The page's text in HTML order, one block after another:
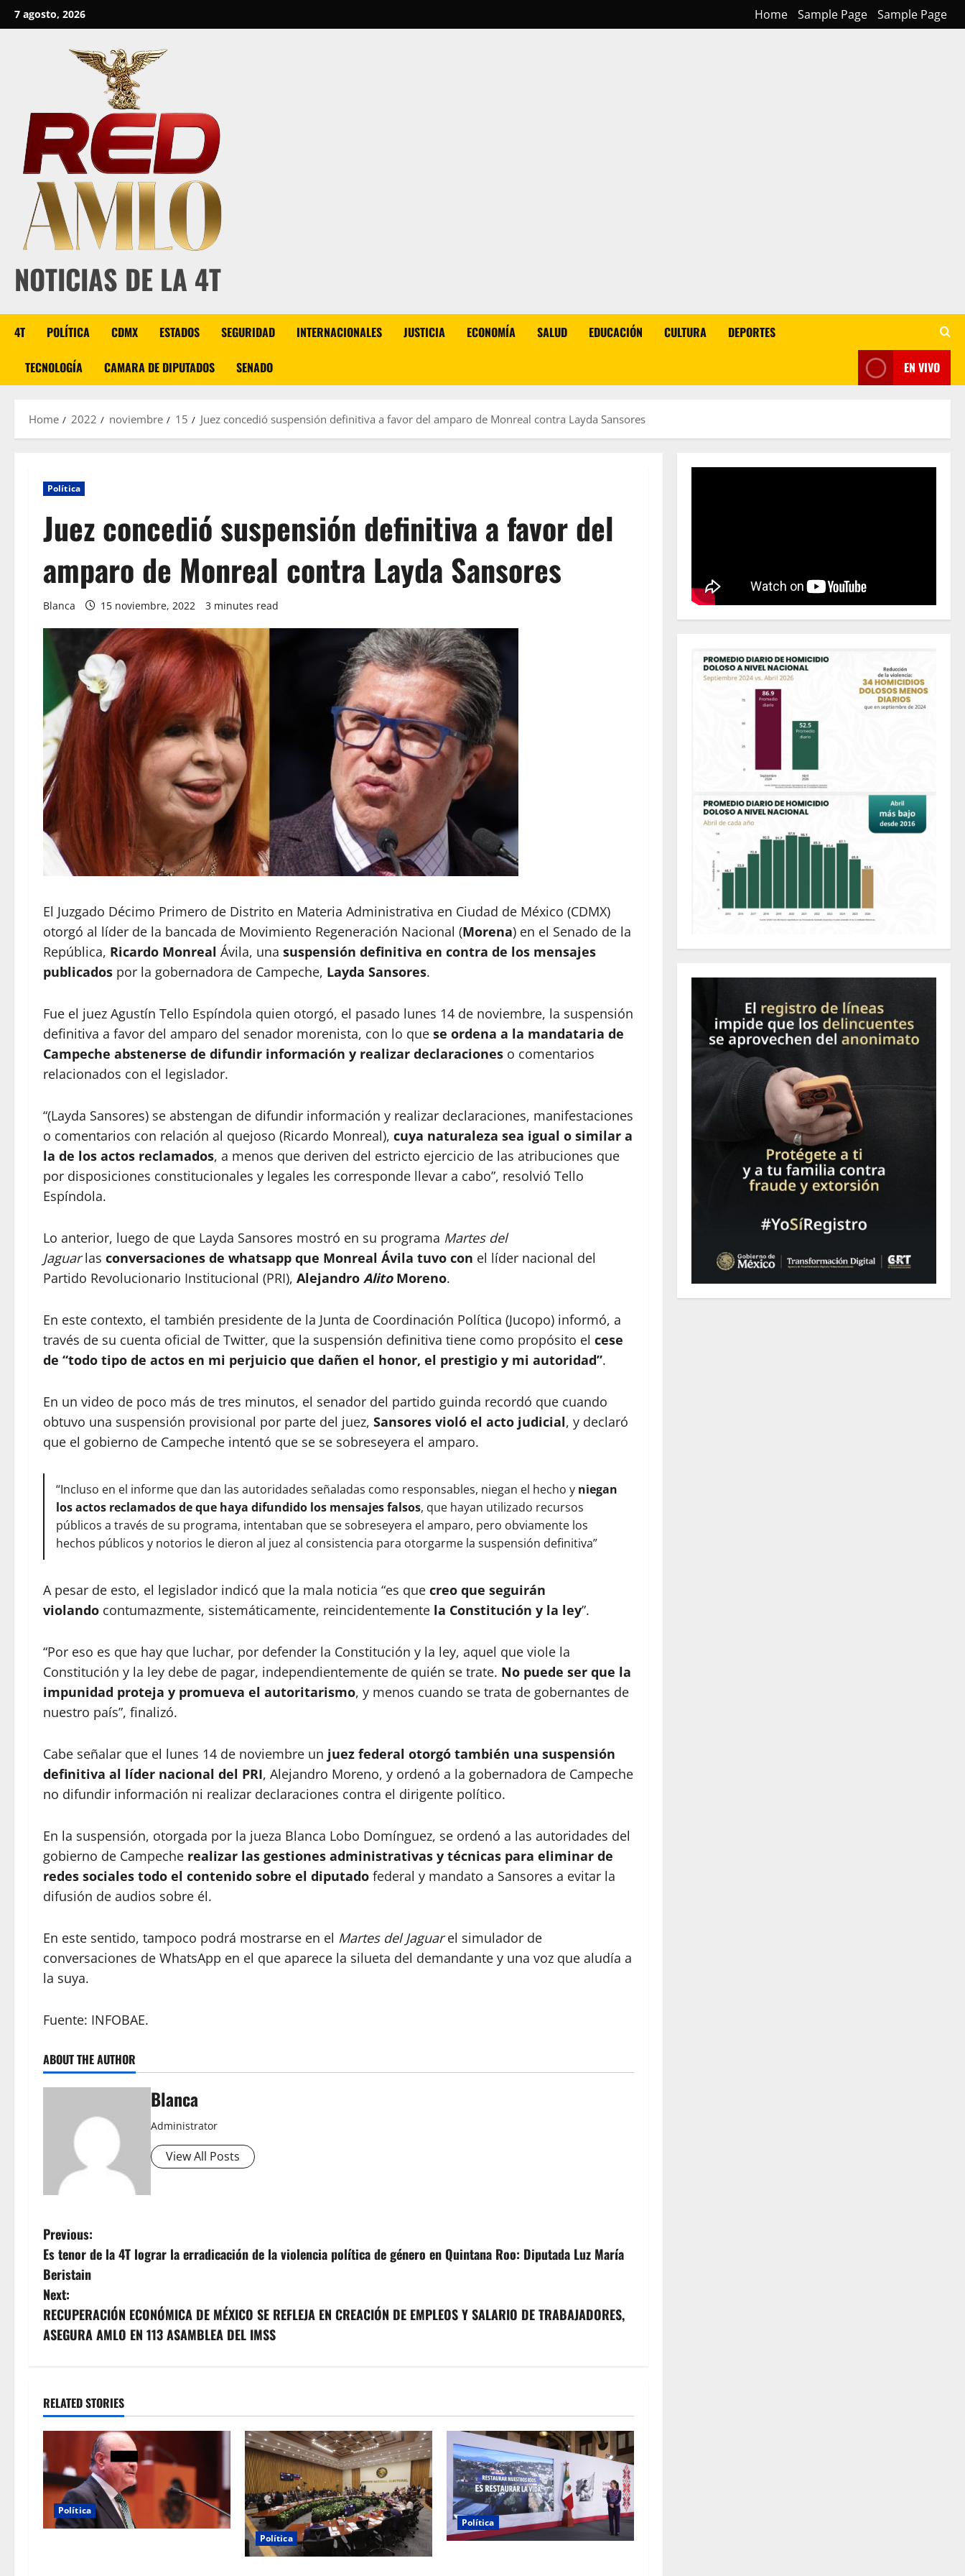
Skip
to
7 agosto, 2026 Home Sample Page Sample Page
NOTICIAS DE LA 4T
4T POLÍTICA CDMX ESTADOS SEGURIDAD INTERNACIONALES JUSTICIA ECONOMÍA SALUD EDUCACIÓN CULTURA DEPORTES
TECNOLOGÍA CAMARA DE DIPUTADOS SENADO EN VIVO
Home 2022 noviembre 15 Juez concedió suspensión definitiva a favor del amparo de Monreal contra Layda Sansores
Política
Juez concedió suspensión definitiva a favor del
amparo de Monreal contra Layda Sansores
Blanca 15 noviembre, 2022 3 minutes read
El Juzgado Décimo Primero de Distrito en Materia Administrativa en Ciudad de México (CDMX)
otorgó al líder de la bancada de Movimiento Regeneración Nacional (Morena) en el Senado de la
República, Ricardo Monreal Ávila, una suspensión definitiva en contra de los mensajes
publicados por la gobernadora de Campeche, Layda Sansores.
Fue el juez Agustín Tello Espíndola quien otorgó, el pasado lunes 14 de noviembre, la suspensión
definitiva a favor del amparo del senador morenista, con lo que se ordena a la mandataria de
Campeche abstenerse de difundir información y realizar declaraciones o comentarios
relacionados con el legislador.
“(Layda Sansores) se abstengan de difundir información y realizar declaraciones, manifestaciones
o comentarios con relación al quejoso (Ricardo Monreal), cuya naturaleza sea igual o similar a
la de los actos reclamados, a menos que deriven del estricto ejercicio de las atribuciones que
por disposiciones constitucionales y legales les corresponde llevar a cabo”, resolvió Tello
Espíndola.
Lo anterior, luego de que Layda Sansores mostró en su programa Martes del
Jaguarlas conversaciones de whatsapp que Monreal Ávila tuvo con el líder nacional del
Partido Revolucionario Institucional (PRI), Alejandro Alito Moreno.
En este contexto, el también presidente de la Junta de Coordinación Política (Jucopo) informó, a
través de su cuenta oficial de Twitter, que la suspensión definitiva tiene como propósito el cese
de “todo tipo de actos en mi perjuicio que dañen el honor, el prestigio y mi autoridad”.
En un video de poco más de tres minutos, el senador del partido guinda recordó que cuando
obtuvo una suspensión provisional por parte del juez, Sansores violó el acto judicial, y declaró
que el gobierno de Campeche intentó que se se sobreseyera el amparo.
“Incluso en el informe que dan las autoridades señaladas como responsables, niegan el hecho y niegan
los actos reclamados de que haya difundido los mensajes falsos, que hayan utilizado recursos
públicos a través de su programa, intentaban que se sobreseyera el amparo, pero obviamente los
hechos públicos y notorios le dieron al juez al consistencia para otorgarme la suspensión definitiva”
A pesar de esto, el legislador indicó que la mala noticia “es que creo que seguirán
violando contumazmente, sistemáticamente, reincidentemente la Constitución y la ley”.
“Por eso es que hay que luchar, por defender la Constitución y la ley, aquel que viole la
Constitución y la ley debe de pagar, independientemente de quién se trate. No puede ser que la
impunidad proteja y promueva el autoritarismo, y menos cuando se trata de gobernantes de
nuestro país”, finalizó.
Cabe señalar que el lunes 14 de noviembre un juez federal otorgó también una suspensión
definitiva al líder nacional del PRI, Alejandro Moreno, y ordenó a la gobernadora de Campeche
no difundir información ni realizar declaraciones contra el dirigente político.
En la suspensión, otorgada por la jueza Blanca Lobo Domínguez, se ordenó a las autoridades del
gobierno de Campeche realizar las gestiones administrativas y técnicas para eliminar de
redes sociales todo el contenido sobre el diputado federal y mandato a Sansores a evitar la
difusión de audios sobre él.
En este sentido, tampoco podrá mostrarse en el Martes del Jaguarel simulador de
conversaciones de WhatsApp en el que aparece la silueta del demandante y una voz que aludía a
la suya.
Fuente: INFOBAE.
ABOUT THE AUTHOR
Blanca
Administrator
View All Posts
P
o
s
t
v
i
g
t
Previous:
Es tenor de la 4T lograr la erradicación de la violencia política de género en Quintana Roo: Diputada Luz María
Beristain
Next:
RECUPERACIÓN ECONÓMICA DE MÉXICO SE REFLEJA EN CREACIÓN DE EMPLEOS Y SALARIO DE TRABAJADORES,
ASEGURA AMLO EN 113 ASAMBLEA DEL IMSS
RELATED STORIES
Política
Política
Política